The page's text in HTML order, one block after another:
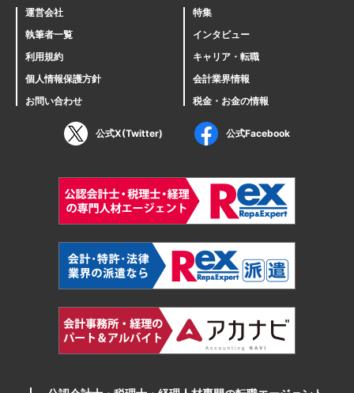
運営会社
執筆者一覧
利用規約
個人情報保護方針
お問い合わせ
特集
インタビュー
キャリア・転職
会計業界情報
税金・お金の情報
公式X(Twitter) 公式Facebook